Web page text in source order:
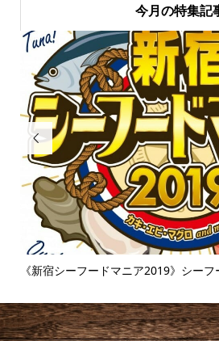
今月の特集記

《新宿シーフードマニア2019》シー